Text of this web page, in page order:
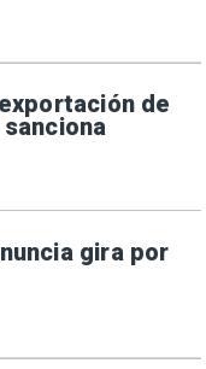
de
sanciona
gira por